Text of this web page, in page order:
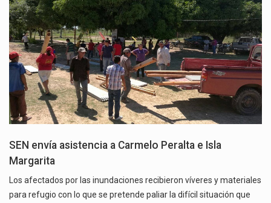
SEN envía asistencia a Carmelo Peralta e Isla
Margarita
Los afectados por las inundaciones recibieron víveres y materiales
para refugio con lo que se pretende paliar la difícil situación que